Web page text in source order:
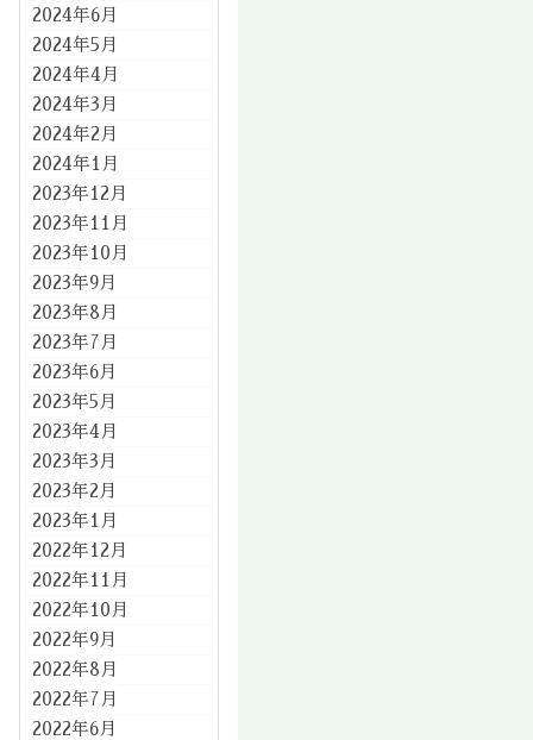
2024年6月
2024年5月
2024年4月
2024年3月
2024年2月
2024年1月
2023年12月
2023年11月
2023年10月
2023年9月
2023年8月
2023年7月
2023年6月
2023年5月
2023年4月
2023年3月
2023年2月
2023年1月
2022年12月
2022年11月
2022年10月
2022年9月
2022年8月
2022年7月
2022年6月